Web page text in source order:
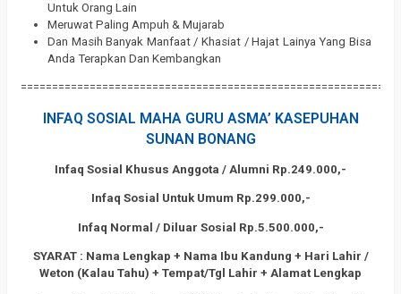
Untuk Orang Lain
Meruwat Paling Ampuh & Mujarab
Dan Masih Banyak Manfaat / Khasiat / Hajat Lainya Yang Bisa
Anda Terapkan Dan Kembangkan
INFAQ SOSIAL MAHA GURU ASMA’ KASEPUHAN
SUNAN BONANG
Infaq Sosial Khusus Anggota / Alumni Rp.249.000,-
Infaq Sosial Untuk Umum Rp.299.000,-
Infaq Normal / Diluar Sosial Rp.5.500.000,-
SYARAT : Nama Lengkap + Nama Ibu Kandung + Hari Lahir /
Weton (Kalau Tahu) + Tempat/Tgl Lahir + Alamat Lengkap